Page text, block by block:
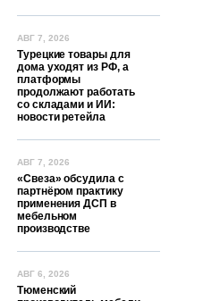
АВГ 7, 2026
Турецкие товары для
дома уходят из РФ, а
платформы
продолжают работать
со складами и ИИ:
новости ретейла
АВГ 7, 2026
«Свеза» обсудила с
партнёром практику
применения ДСП в
мебельном
производстве
АВГ 6, 2026
Тюменский